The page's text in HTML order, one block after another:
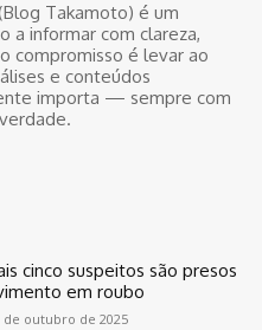
Takamoto) é um
a informar com clareza,
compromisso é levar ao
e conteúdos
importa — sempre com
cinco suspeitos são presos
em roubo
de outubro de 2025